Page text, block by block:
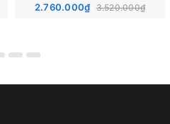
2.760.000₫ 3.520.000₫